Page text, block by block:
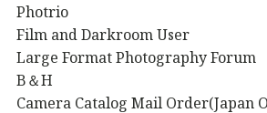
Photrio
Film and Darkroom User
Large Format Photography Forum
B＆H
Camera Catalog Mail Order(Japan